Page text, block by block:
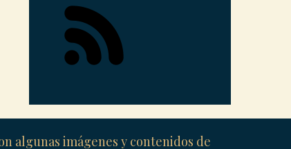
algunas imágenes y contenidos de